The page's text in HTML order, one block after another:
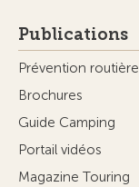
Publications
Prévention routière
Brochures
Guide Camping
Portail vidéos
Magazine Touring